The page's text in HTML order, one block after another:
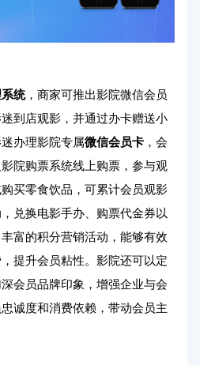
统，商家可推出影院微信会员
到店观影，并通过办卡赠送小
办理影院专属微信会员卡 ，会
院购票系统线上购票，参与观
买零食饮品，可累计会员观影
兑换电影手办、购票代金券以
富的积分营销活动，能够有效
提升会员粘性。影院还可以定
会员品牌印象，增强企业与会
诚度和消费依赖，带动会员主